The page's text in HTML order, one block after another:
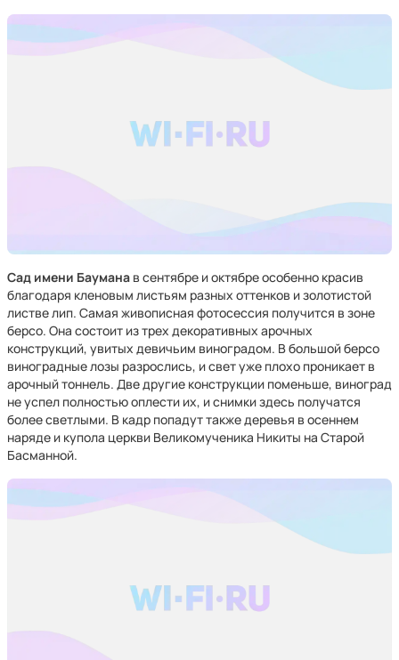
Сад имени Баумана в сентябре и октябре особенно красив
благодаря кленовым листьям разных оттенков и золотистой
листве лип. Самая живописная фотосессия получится в зоне
берсо. Она состоит из трех декоративных арочных
конструкций, увитых девичьим виноградом. В большой берсо
виноградные лозы разрослись, и свет уже плохо проникает в
арочный тоннель. Две другие конструкции поменьше, виноград
не успел полностью оплести их, и снимки здесь получатся
более светлыми. В кадр попадут также деревья в осеннем
наряде и купола церкви Великомученика Никиты на Старой
Басманной.